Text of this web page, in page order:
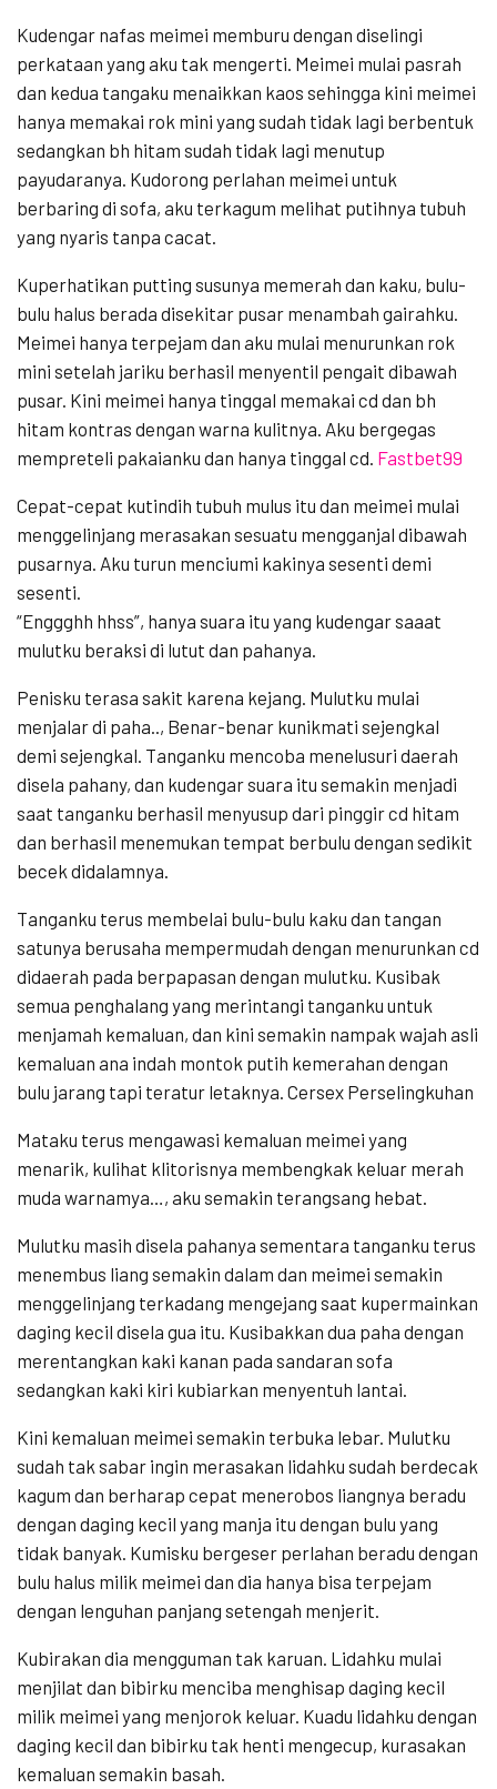
Kudengar nafas meimei memburu dengan diselingi
perkataan yang aku tak mengerti. Meimei mulai pasrah
dan kedua tangaku menaikkan kaos sehingga kini meimei
hanya memakai rok mini yang sudah tidak lagi berbentuk
sedangkan bh hitam sudah tidak lagi menutup
payudaranya. Kudorong perlahan meimei untuk
berbaring di sofa, aku terkagum melihat putihnya tubuh
yang nyaris tanpa cacat.
Kuperhatikan putting susunya memerah dan kaku, bulu-
bulu halus berada disekitar pusar menambah gairahku.
Meimei hanya terpejam dan aku mulai menurunkan rok
mini setelah jariku berhasil menyentil pengait dibawah
pusar. Kini meimei hanya tinggal memakai cd dan bh
hitam kontras dengan warna kulitnya. Aku bergegas
mempreteli pakaianku dan hanya tinggal cd. Fastbet99
Cepat-cepat kutindih tubuh mulus itu dan meimei mulai
menggelinjang merasakan sesuatu mengganjal dibawah
pusarnya. Aku turun menciumi kakinya sesenti demi
sesenti.
“Enggghh hhss”, hanya suara itu yang kudengar saaat
mulutku beraksi di lutut dan pahanya.
Penisku terasa sakit karena kejang. Mulutku mulai
menjalar di paha.., Benar-benar kunikmati sejengkal
demi sejengkal. Tanganku mencoba menelusuri daerah
disela pahany, dan kudengar suara itu semakin menjadi
saat tanganku berhasil menyusup dari pinggir cd hitam
dan berhasil menemukan tempat berbulu dengan sedikit
becek didalamnya.
Tanganku terus membelai bulu-bulu kaku dan tangan
satunya berusaha mempermudah dengan menurunkan cd
didaerah pada berpapasan dengan mulutku. Kusibak
semua penghalang yang merintangi tanganku untuk
menjamah kemaluan, dan kini semakin nampak wajah asli
kemaluan ana indah montok putih kemerahan dengan
bulu jarang tapi teratur letaknya. Cersex Perselingkuhan
Mataku terus mengawasi kemaluan meimei yang
menarik, kulihat klitorisnya membengkak keluar merah
muda warnamya…, aku semakin terangsang hebat.
Mulutku masih disela pahanya sementara tanganku terus
menembus liang semakin dalam dan meimei semakin
menggelinjang terkadang mengejang saat kupermainkan
daging kecil disela gua itu. Kusibakkan dua paha dengan
merentangkan kaki kanan pada sandaran sofa
sedangkan kaki kiri kubiarkan menyentuh lantai.
Kini kemaluan meimei semakin terbuka lebar. Mulutku
sudah tak sabar ingin merasakan lidahku sudah berdecak
kagum dan berharap cepat menerobos liangnya beradu
dengan daging kecil yang manja itu dengan bulu yang
tidak banyak. Kumisku bergeser perlahan beradu dengan
bulu halus milik meimei dan dia hanya bisa terpejam
dengan lenguhan panjang setengah menjerit.
Kubirakan dia mengguman tak karuan. Lidahku mulai
menjilat dan bibirku menciba menghisap daging kecil
milik meimei yang menjorok keluar. Kuadu lidahku dengan
daging kecil dan bibirku tak henti mengecup, kurasakan
kemaluan semakin basah.